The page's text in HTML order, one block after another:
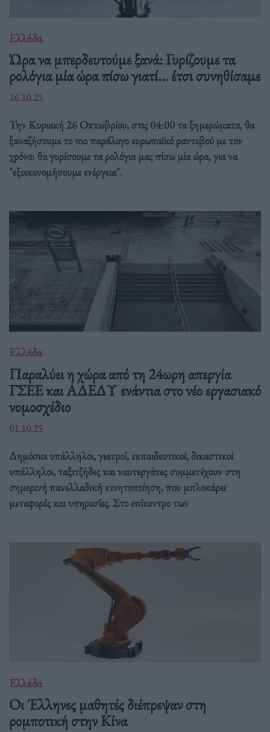
Ελλάδα
Ώρα να μπερδευτούμε ξανά: Γυρίζουμε τα
ρολόγια μία ώρα πίσω γιατί… έτσι συνηθίσαμε
16.10.25
Την Κυριακή 26 Οκτωβρίου, στις 04:00 τα ξημερώματα, θα
ξαναζήσουμε το πιο παράλογο ευρωπαϊκό ραντεβού με τον
χρόνο: θα γυρίσουμε τα ρολόγια μας πίσω μία ώρα, για να
"εξοικονομήσουμε ενέργεια".
Ελλάδα
Παραλύει η χώρα από τη 24ωρη απεργία
ΓΣΕΕ και ΑΔΕΔΥ ενάντια στο νέο εργασιακό
νομοσχέδιο
01.10.25
Δημόσιοι υπάλληλοι, γιατροί, εκπαιδευτικοί, δικαστικοί
υπάλληλοι, ταξιτζήδες και ναυτεργάτες συμμετέχουν στη
σημερινή πανελλαδική κινητοποίηση, που μπλοκάρει
μεταφορές και υπηρεσίες. Στο επίκεντρο των
Ελλάδα
Οι Έλληνες μαθητές διέπρεψαν στη
ρομποτική στην Κίνα